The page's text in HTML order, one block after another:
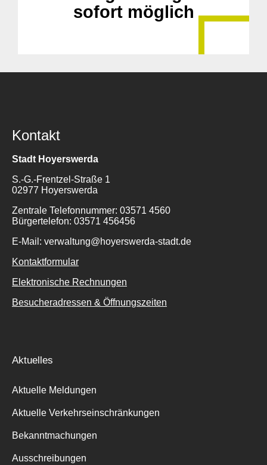
sofort möglich
Kontakt
Stadt Hoyerswerda
S.-G.-Frentzel-Straße 1
02977 Hoyerswerda
Zentrale Telefonnummer: 03571 4560
Bürgertelefon: 03571 456456
E-Mail: verwaltung@hoyerswerda-stadt.de
Kontaktformular
Elektronische Rechnungen
Besucheradressen & Öffnungszeiten
Aktuelles
Aktuelle Meldungen
Aktuelle Verkehrseinschränkungen
Bekanntmachungen
Ausschreibungen